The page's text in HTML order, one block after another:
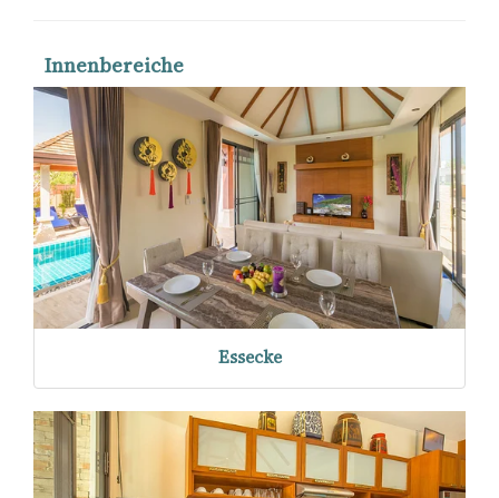
Innenbereiche
Essecke